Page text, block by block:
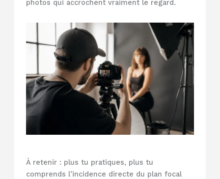
photos qui accrochent vraiment le regard.
À retenir : plus tu pratiques, plus tu
comprends l’incidence directe du plan focal